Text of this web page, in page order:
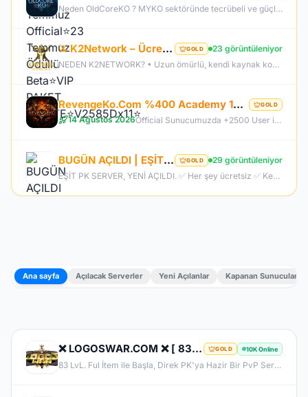
Neden OldCoreKO ? MYKO sektöründe tecrübeli ve güçlü yönetim Oyuncu geri bildirimlerine önem veren şeffaf yapı Play to Win odaklı sistem anlayışı Dengeli ekonomi ve sürdürülebilir oyun yapısı Uzun soluklu, plansız kapanma riski olmayan sunucu vizyonu Deneyimli yönetim ekibimizin rehberliğinde, uzun soluklu ve unutulmaz bir maceraya hazır olun. OldCoreKO; heyecan dolu bir ortam, PK temposunun hiç durmadığı ve MYKO’nun özünü sonuna kadar yaşayabileceğiniz eşsiz bir atmosfer.
⚔️ K2Network – Ücretsiz PUS | Auto Upgrade | Geliştirilmiş Drop & Kutu Sistemi | Sürekli Güncellemel GOLD
23 görüntüleniyor
NEDEN K2NETWORK? • Uzun ömürlü, kendi kaynak koduna sahip gerçek bir proje – hazır dosya alıp 1 haftada patlayan server değil. • %100 farm mantığı – KC/TL zorunluluğu yok, her şey oynayarak kazanılabilir. • Upgrade sınırı yok! – +30 Rebirthe kadar ilerleyen, +5’e kadar basılan takılar! • Tamamen ücretsiz PUS, paranızı sevdiklerinize ve ailenize ayırabilirsiniz! • Upgrade oranları şeffaf – % kaç ihtimalle bastığını ekranda net görüyorsun. • Auto Upgrade sistemi oyuna direkt entegre
RevengeKo.Com %400 Academy 14 Ağustos 2026 | v.2585 Light Farm | 1500 TL Değerinde VIP Paket Hediye GOLD
14 Ağustos 2026 Official Sunucumuzda +2500 User ile sorunsuz bir şekilde sunucumuzu aktif ettik. Aktif edilen sunucumuza geç kalmış veya başlayamayan oyuncularımız için 2. Akademi Sunucumuz 14 Ağustos Cuma günü Aktif Edilecektir. %400 DROP , %400 EXP , %400 Coins Drobu olarak sunucu 14 ağustosda academy olarak aktif edilecektir. Sunucumuz 1 Lv aktif edilmesine rağmen oyuncularımızın geri kalmaması için Akademi sunucumuz 83 Lv Başlangıç Full Skill olarak aktif edilecektir.
BUGÜN AÇILDI | EŞİT PK SERVER | V24XXX | 83/1 LEVEL FULL İTEM | İTEM SATIŞI YOKTUR GOLD
29 görüntüleniyor
EŞİT PK SERVER, YENİ AÇILDI. ✅ Her şey ücretsiz ✅ Kesinlikle item satışı yok ✅ Herkes eşit şartlarda başlayacak ✅ JR, BDW, Chaos ve savaş etkinlikleri aktif ✅ Kalabalık ve rekabetçi PK ortamı Bu cumartesi saat 21:00’da yeniden bizimle olun. Arkadaşlarınızı da davet edin, hep birlikte daha güçlü ve daha kalabalık bir başlangıç yapalım! Desteğiniz ve anlayışınız için teşekkür ederiz.
Ana sayfa Açılacak Serverler Yeni Açılanlar Kapanan Sunucular
❌ LOGOSWAR.COM ❌ [ 83/1 ] PK SERVER ▌FULL ITEM BAŞLANGIÇ ▌Adım Atamayacağın Kadar Kalabalık GOLD 10K Online
83 LvL. Ful İtem ile Başla, Direk PK'ya Hazir Bir PvP Server, Full Pus'da Hediye, 10.000 Oyuncu Kitlesi ile Türkiye'nin En Kalabalık PK Serveri, Sizlerde Hemen Yerinizi Alın.